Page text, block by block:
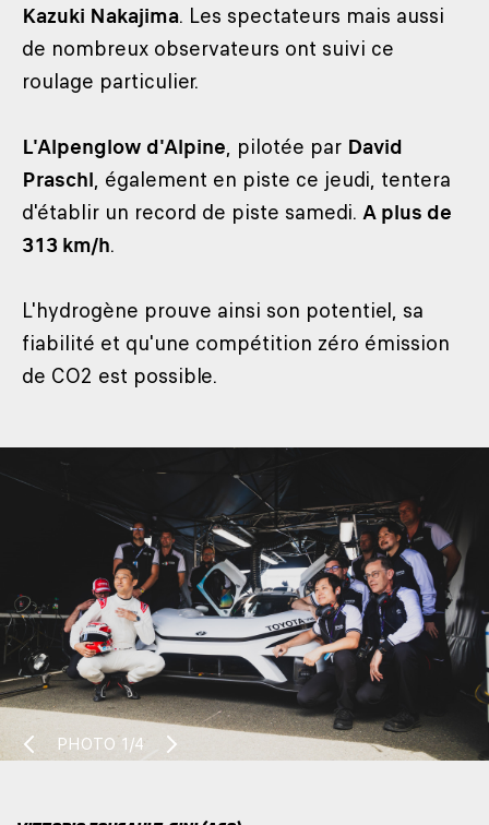
Kazuki Nakajima. Les spectateurs mais aussi
de nombreux observateurs ont suivi ce
roulage particulier.
L'Alpenglow d'Alpine, pilotée par David
Praschl, également en piste ce jeudi, tentera
d'établir un record de piste samedi. A plus de
313 km/h.
L'hydrogène prouve ainsi son potentiel, sa
fiabilité et qu'une compétition zéro émission
de CO2 est possible.
PHOTO1/4